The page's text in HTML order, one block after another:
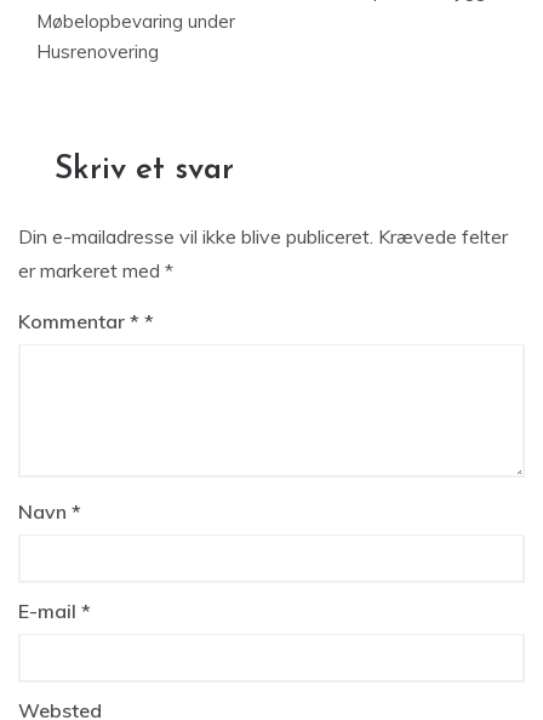
Møbelopbevaring under
Husrenovering
Skriv et svar
Din e-mailadresse vil ikke blive publiceret. Krævede felter
er markeret med *
Kommentar *
Navn *
E-mail *
Websted